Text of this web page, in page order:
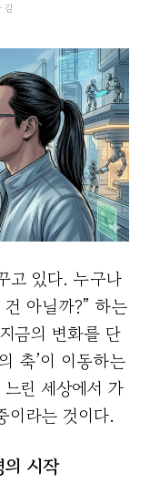
김
고 있다. 누구나
아닐까?” 하는
금의 변화를 단
축’이 이동하는
린 세상에서 가
이라는 것이다.
시작